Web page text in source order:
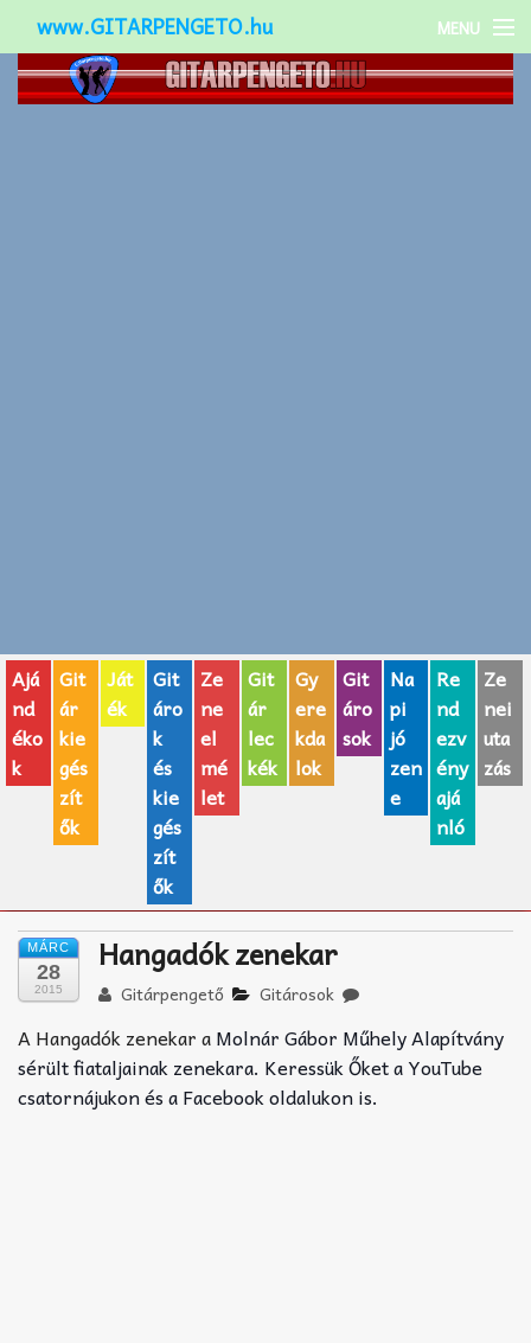
www.GITARPENGETO.hu MENU
Népszerű-
AJÁNDÉK ÖTLETEK
Vicces
GITÁR MÁRKÁK
TOP100 nóta
Zeneiskolák
Zeneszerzés alapjai
Akkord-kotta
Ajá
nd
éko
k
Git
ár
kie
gés
zít
ők
Ját
ék
Git
áro
k
és
kie
gés
zít
ők
Ze
ne
el
mé
let
Git
ár
lec
kék
Gy
ere
kda
lok
Git
áro
sok
Na
pi
jó
zen
e
Re
nd
ezv
ény
ajá
nló
Ze
nei
uta
zás
MÁRC
28
2015
Hangadók zenekar
Gitárpengető Gitárosok
A Hangadók zenekar aMolnár Gábor Műhely Alapítvány
sérült fiataljainak zenekara. Keressük Őket a YouTube
csatornájukon és a Facebook oldalukon is.